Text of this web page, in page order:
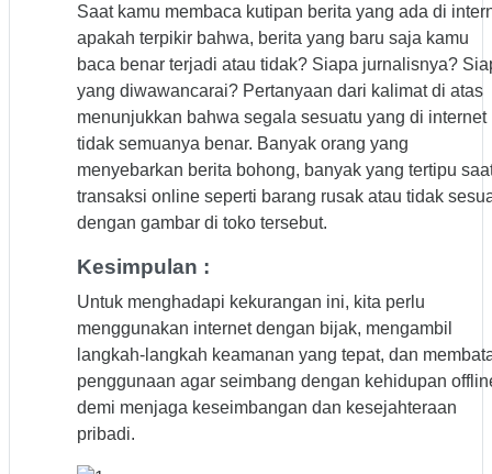
Saat kamu membaca kutipan berita yang ada di
apakah terpikir bahwa, berita yang baru saja kamu
baca benar terjadi atau tidak? Siapa jurnalisnya?
yang diwawancarai? Pertanyaan dari kalimat di atas
menunjukkan bahwa segala sesuatu yang di internet
tidak semuanya benar. Banyak orang yang
menyebarkan berita bohong, banyak yang tertipu
transaksi online seperti barang rusak atau tidak
dengan gambar di toko tersebut.
Kesimpulan :
Untuk menghadapi kekurangan ini, kita perlu
menggunakan internet dengan bijak, mengambil
langkah-langkah keamanan yang tepat, dan
penggunaan agar seimbang dengan kehidupan
demi menjaga keseimbangan dan kesejahteraan
pribadi.